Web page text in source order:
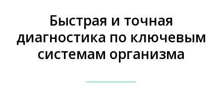
Быстрая и точная
диагностика по ключевым
системам организма